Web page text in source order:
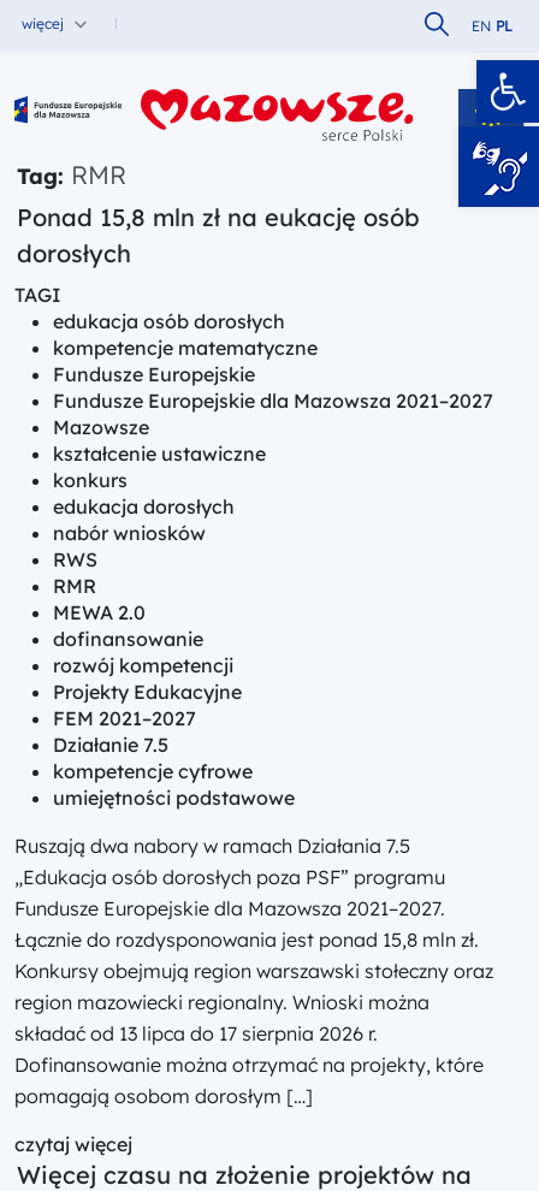
więcej Szukaj w
EN PL
Fundusze Europejskie dla Mazowsza
Tag: RMR
Ponad 15,8 mln zł na eukację osób
dorosłych
TAGI
edukacja osób dorosłych
kompetencje matematyczne
Fundusze Europejskie
Fundusze Europejskie dla Mazowsza 2021–2027
Mazowsze
kształcenie ustawiczne
konkurs
edukacja dorosłych
nabór wniosków
RWS
RMR
MEWA 2.0
dofinansowanie
rozwój kompetencji
Projekty Edukacyjne
FEM 2021–2027
Działanie 7.5
kompetencje cyfrowe
umiejętności podstawowe
Ruszają dwa nabory w ramach Działania 7.5
„Edukacja osób dorosłych poza PSF” programu
Fundusze Europejskie dla Mazowsza 2021–2027.
Łącznie do rozdysponowania jest ponad 15,8 mln zł.
Konkursy obejmują region warszawski stołeczny oraz
region mazowiecki regionalny. Wnioski można
składać od 13 lipca do 17 sierpnia 2026 r.
Dofinansowanie można otrzymać na projekty, które
pomagają osobom dorosłym […]
czytaj więcej
Więcej czasu na złożenie projektów na